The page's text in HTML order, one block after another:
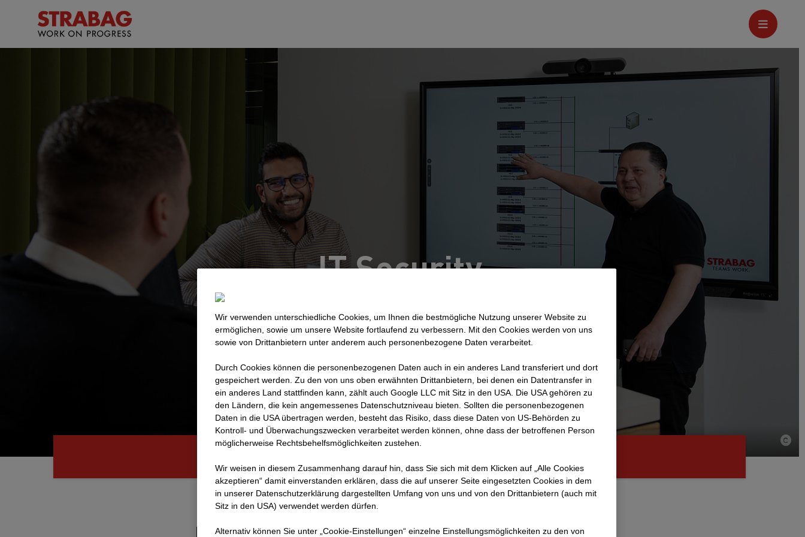
IT Security
Wir verwenden unterschiedliche Cookies, um Ihnen die best­mögliche Nutzung unserer Website zu
ermöglichen, sowie um unsere Website fortlaufend zu verbessern. Mit den Cookies werden von uns
sowie von Drittanbietern unter anderem auch personenbezogene Daten verarbeitet.
Durch Cookies können die personenbezogenen Daten auch in ein anderes Land transferiert und dort
gespeichert werden. Zu den von uns oben erwähnten Drittanbietern, bei denen ein Datentransfer in
ein anderes Land stattfinden kann, zählt auch Google LLC mit Sitz in den USA. Die USA gehören zu
den Ländern, die kein angemessenes Datenschutzniveau bieten. Sollten die personenbezogenen
Daten in die USA übertragen werden, besteht das Risiko, dass diese Daten von US-Behörden zu
Kontroll- und Überwachungszwecken verarbeitet werden können, ohne dass der betroffenen Person
möglicherweise Rechtsbehelfsmöglichkeiten zustehen.
Wir weisen in diesem Zusammenhang darauf hin, dass Sie sich mit dem Klicken auf „Alle Cookies
akzeptieren“ damit ein­ver­standen erklären, dass die auf unserer Seite eingesetzten Cookies in dem
in unserer Datenschutzerklärung dargestellten Umfang von uns und von den Drittanbietern (auch mit
Sitz in den USA) verwendet werden dürfen.
Alternativ können Sie unter „Cookie-Einstellungen“ einzelne Einstellungsmöglichkeiten zu den von